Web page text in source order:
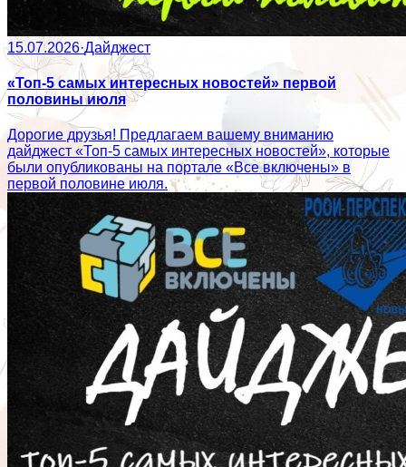
15.07.2026·Дайджест
«Топ-5 самых интересных новостей» первой
половины июля
Дорогие друзья! Предлагаем вашему вниманию
дайджест «Топ-5 самых интересных новостей», которые
были опубликованы на портале «Все включены» в
первой половине июля.